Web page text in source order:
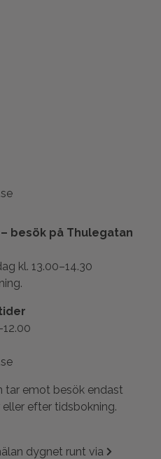
besök på Thulegatan
kl. 13.00–14.30
tar emot besök endast
efter tidsbokning.
dygnet runt via